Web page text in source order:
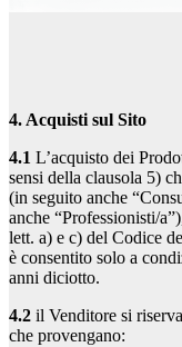
4. Acquisti sul Sito
4.1 L’acquisto dei
sensi della clausola 5)
(in seguito anche
anche “Professionisti/
lett. a) e c) del Codice
è consentito solo a
anni diciotto.
4.2 il Venditore si
che provengano: